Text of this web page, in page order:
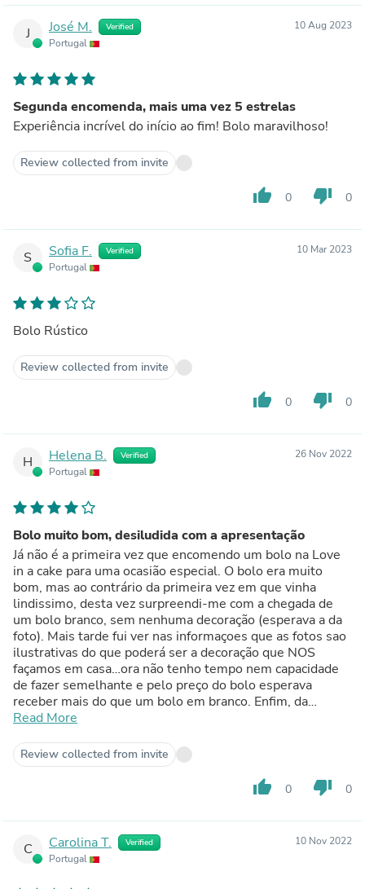
J José M. Verified
Portugal
10 Aug 2023
Segunda encomenda, mais uma vez 5 estrelas
Experiência incrível do início ao fim! Bolo maravilhoso!
Review collected from invite
thumb_up 0 thumb_down 0
S Sofia F. Verified
Portugal
10 Mar 2023
Bolo Rústico
Review collected from invite
thumb_up 0 thumb_down 0
H Helena B. Verified
Portugal
26 Nov 2022
Bolo muito bom, desiludida com a apresentação
Já não é a primeira vez que encomendo um bolo na Love
in a cake para uma ocasião especial. O bolo era muito
bom, mas ao contrário da primeira vez em que vinha
lindissimo, desta vez surpreendi-me com a chegada de
um bolo branco, sem nenhuma decoração (esperava a da
foto). Mais tarde fui ver nas informaçoes que as fotos sao
ilustrativas do que poderá ser a decoração que NOS
façamos em casa…ora não tenho tempo nem capacidade
de fazer semelhante e pelo preço do bolo esperava
receber mais do que um bolo em branco. Enfim, da
próxima vez já sei, para este não me apercebi a tempo e o
muito bom.
Read More
Review collected from invite
thumb_up 0 thumb_down 0
C Carolina T. Verified
Portugal
10 Nov 2022